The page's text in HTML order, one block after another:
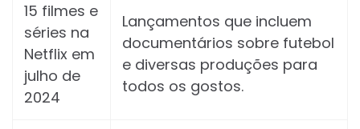
15 filmes e
séries na
Netflix em
julho de
2024
Lançamentos que incluem
documentários sobre futebol
e diversas produções para
todos os gostos.